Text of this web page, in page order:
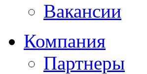
Вакансии
Компания
Партнеры